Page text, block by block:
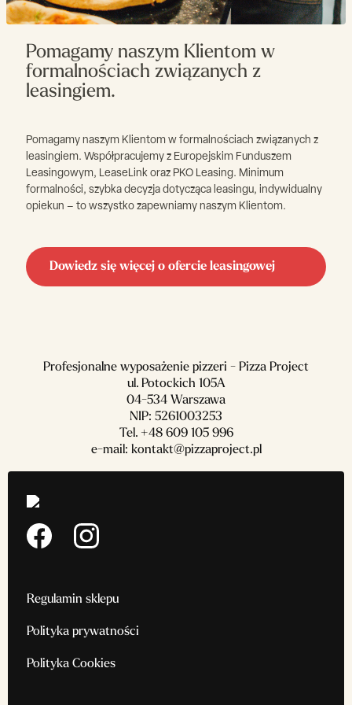
Pomagamy naszym Klientom w
formalnościach związanych z
leasingiem.
Pomagamy naszym Klientom w formalnościach związanych z
leasingiem. Współpracujemy z Europejskim Funduszem
Leasingowym, LeaseLink oraz PKO Leasing. Minimum
formalności, szybka decyzja dotycząca leasingu, indywidualny
opiekun – to wszystko zapewniamy naszym Klientom.
Dowiedz się więcej o ofercie leasingowej
Profesjonalne wyposażenie pizzeri - Pizza Project
ul. Potockich 105A
04-534 Warszawa
NIP: 5261003253
Tel. +48 609 105 996
e-mail: kontakt@pizzaproject.pl
Regulamin sklepu
Polityka prywatności
Polityka Cookies